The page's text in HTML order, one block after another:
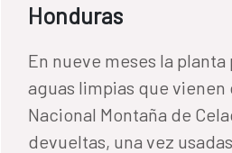
Honduras
En nueve meses la
aguas limpias que vienen
Nacional Montaña de
devueltas, una vez